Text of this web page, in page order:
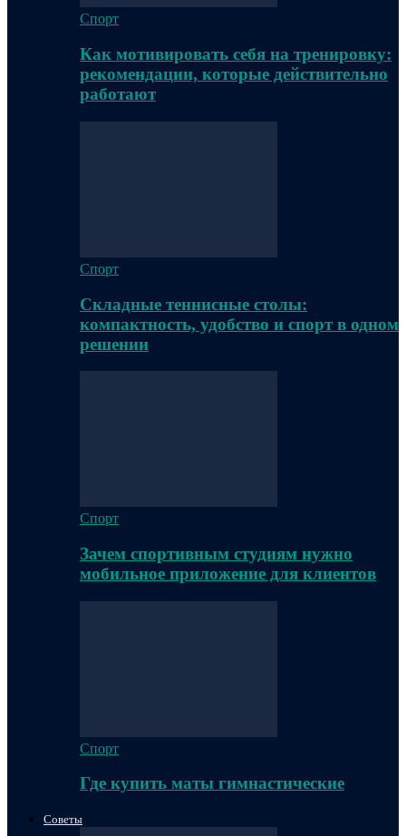
Спорт
Как мотивировать себя на тренировку:
рекомендации, которые действительно
работают
Спорт
Складные теннисные столы:
компактность, удобство и спорт в одном
решении
Спорт
Зачем спортивным студиям нужно
мобильное приложение для клиентов
Спорт
Где купить маты гимнастические
Советы